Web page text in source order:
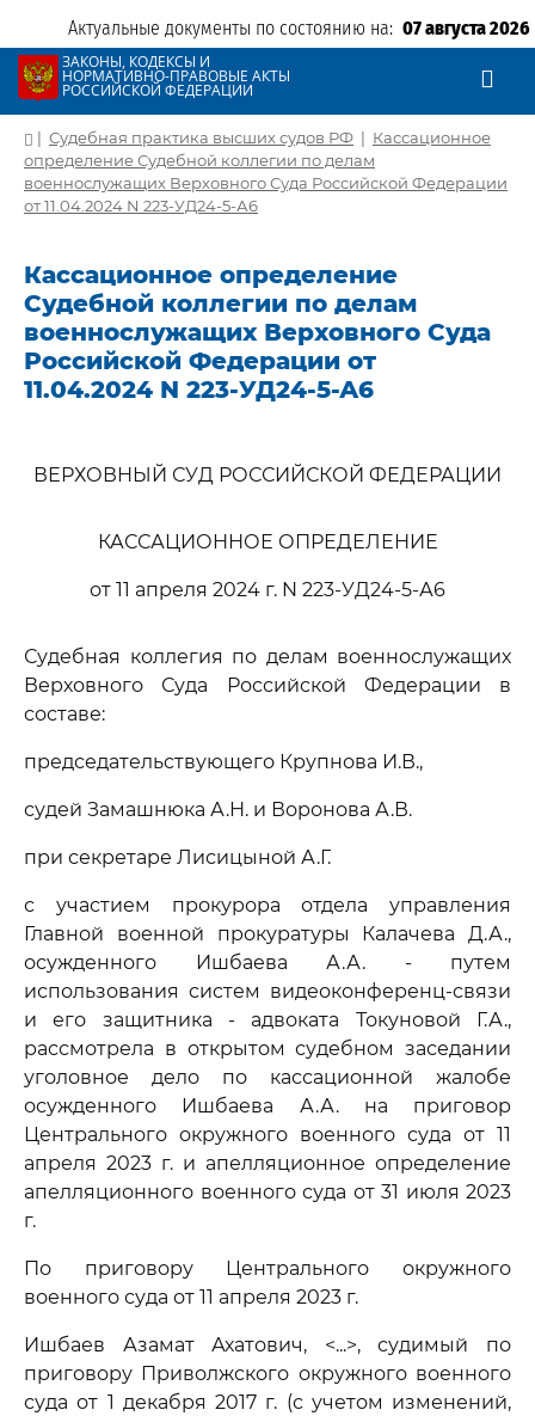
Актуальные документы по состоянию на: 07 августа 2026
ЗАКОНЫ, КОДЕКСЫ И
НОРМАТИВНО-ПРАВОВЫЕ АКТЫ
РОССИЙСКОЙ ФЕДЕРАЦИИ
| Судебная практика высших судов РФ | Кассационное
определение Судебной коллегии по делам
военнослужащих Верховного Суда Российской Федерации
от 11.04.2024 N 223-УД24-5-А6
Кассационное определение
Судебной коллегии по делам
военнослужащих Верховного Суда
Российской Федерации от
11.04.2024 N 223-УД24-5-А6
ВЕРХОВНЫЙ СУД РОССИЙСКОЙ ФЕДЕРАЦИИ
КАССАЦИОННОЕ ОПРЕДЕЛЕНИЕ
от 11 апреля 2024 г. N 223-УД24-5-А6
Судебная коллегия по делам военнослужащих
Верховного Суда Российской Федерации в
составе:
председательствующего Крупнова И.В.,
судей Замашнюка А.Н. и Воронова А.В.
при секретаре Лисицыной А.Г.
с участием прокурора отдела управления
Главной военной прокуратуры Калачева Д.А.,
осужденного Ишбаева А.А. - путем
использования систем видеоконференц-связи
и его защитника - адвоката Токуновой Г.А.,
рассмотрела в открытом судебном заседании
уголовное дело по кассационной жалобе
осужденного Ишбаева А.А. на приговор
Центрального окружного военного суда от 11
апреля 2023 г. и апелляционное определение
апелляционного военного суда от 31 июля 2023
г.
По приговору Центрального окружного
военного суда от 11 апреля 2023 г.
Ишбаев Азамат Ахатович, <...>, судимый по
приговору Приволжского окружного военного
суда от 1 декабря 2017 г. (с учетом изменений,